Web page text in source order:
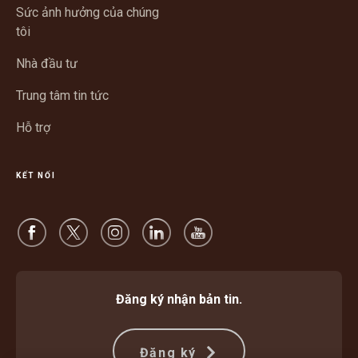
Sức ảnh hưởng của chúng
tôi
Nhà đầu tư
Trung tâm tin tức
Hỗ trợ
KẾT NỐI
Đăng ký nhận bản tin.
Đăng ký